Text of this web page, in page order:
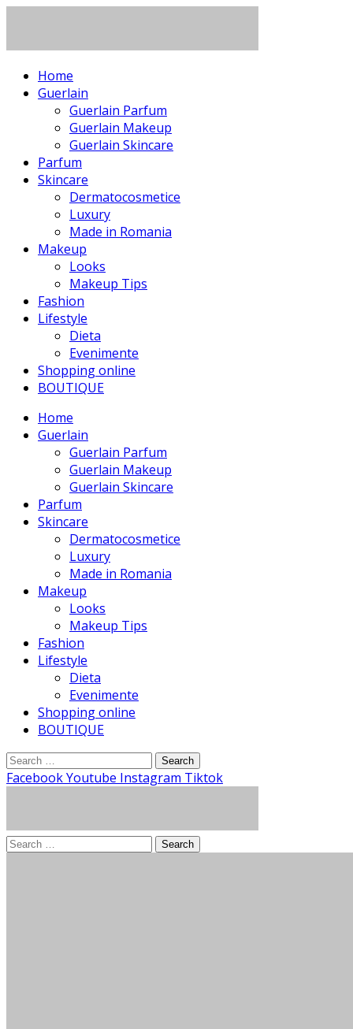
Home
Guerlain
Guerlain Parfum
Guerlain Makeup
Guerlain Skincare
Parfum
Skincare
Dermatocosmetice
Luxury
Made in Romania
Makeup
Looks
Makeup Tips
Fashion
Lifestyle
Dieta
Evenimente
Shopping online
BOUTIQUE
Home
Guerlain
Guerlain Parfum
Guerlain Makeup
Guerlain Skincare
Parfum
Skincare
Dermatocosmetice
Luxury
Made in Romania
Makeup
Looks
Makeup Tips
Fashion
Lifestyle
Dieta
Evenimente
Shopping online
BOUTIQUE
Search
for:
FacebookYoutube Instagram Tiktok
Search